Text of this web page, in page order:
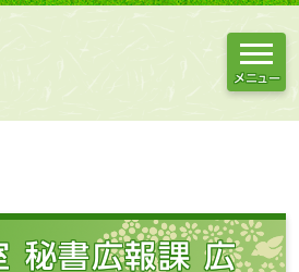
メニュー
秘書広報課 広